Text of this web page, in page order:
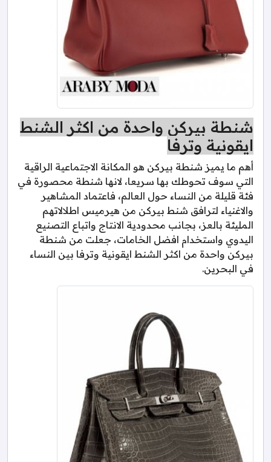
شنطة بيركن واحدة من اكثر الشنط
ايقونية وترفا
أهم ما يميز شنطة بيركن هو المكانة الاجتماعية الراقية
التي سوف تحوطك بها سريعا، لانها شنطة محصورة في
فئة قليلة من النساء حول العالم، فاعتماد المشاهير
والاغنياء لترافق شنط بيركن من هيرميس اطلالاتهم
المليئة بالعز، بجانب محدودية الانتاج واتباع التصنيع
اليدوي واستخدام افضل الخامات، جعلت من شنطة
بيركن واحدة من اكثر الشنط ايقونية وترفا بين النساء
في البحرين.